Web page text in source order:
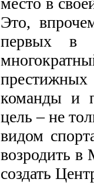
Это,
первых в
команды и
цель – не
видом
возродить в
создать